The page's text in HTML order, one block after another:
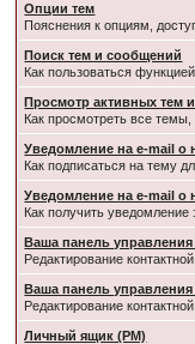
Опции тем
Пояснения к опциям,
Поиск тем и сообщений
Как пользоваться функцией
Просмотр активных тем
Как просмотреть все
Уведомление на e-mail о
Как подписаться на тему
Уведомление на е-mail о
Как получить
Ваша панель
Редактирование
Ваша панель
Редактирование
Личный ящик (PM)